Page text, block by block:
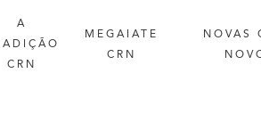
A
CRN
MEGAIATE
CRN
NOVAS